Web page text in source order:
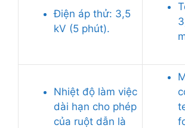
Điện áp thử: 3,5
kV (5 phút).
Nhiệt độ làm việc
dài hạn cho phép
của ruột dẫn là